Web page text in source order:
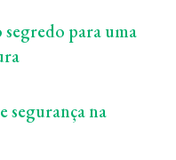
segredo para uma
segurança na